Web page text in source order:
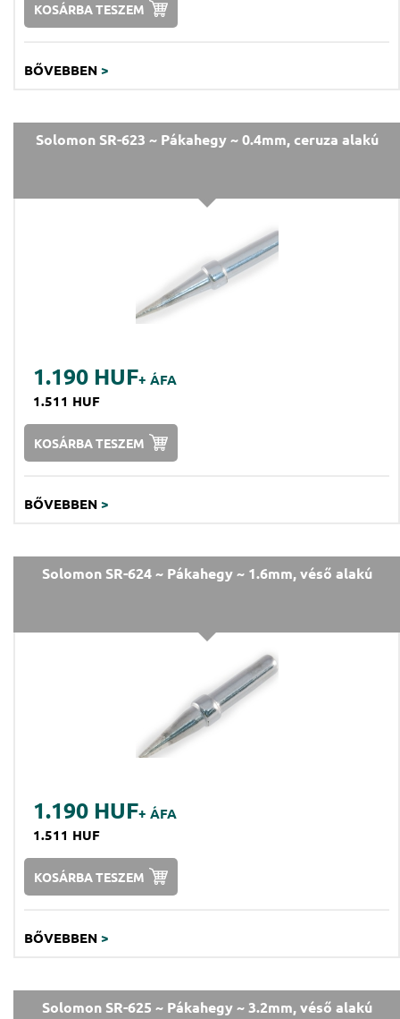
KOSÁRBA TESZEM
BŐVEBBEN >
Solomon SR-623 ~ Pákahegy ~ 0.4mm, ceruza alakú
1.190 HUF+ ÁFA
1.511 HUF
KOSÁRBA TESZEM
BŐVEBBEN >
Solomon SR-624 ~ Pákahegy ~ 1.6mm, véső alakú
1.190 HUF+ ÁFA
1.511 HUF
KOSÁRBA TESZEM
BŐVEBBEN >
Solomon SR-625 ~ Pákahegy ~ 3.2mm, véső alakú